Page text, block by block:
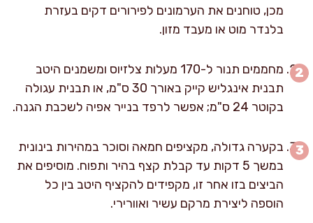
מכן, טוחנים את הערמונים לפירורים דקים בעזרת
בלנדר מוט או מעבד מזון.
מחממים תנור ל-170 מעלות צלזיוס ומשמנים היטב
תבנית אינגליש קייק באורך 30 ס"מ, או תבנית עגולה
בקוטר 24 ס"מ; אפשר לרפד בנייר אפיה לשכבת הגנה.
בקערה גדולה, מקציפים חמאה וסוכר במהירות בינונית
במשך 5 דקות עד קבלת קצף בהיר ותפוח. מוסיפים את
הביצים בזו אחר זו, מקפידים להקציף היטב בין כל
הוספה ליצירת מרקם עשיר ואוורירי.